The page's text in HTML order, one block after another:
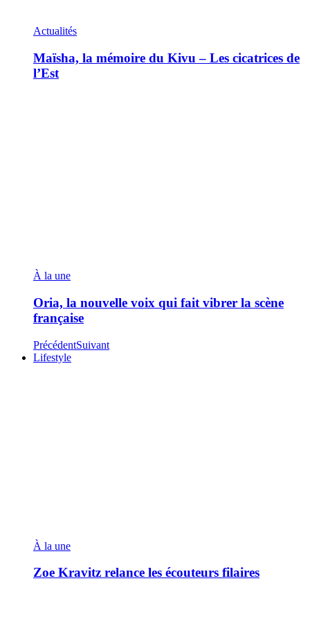
Actualités
Maïsha, la mémoire du Kivu – Les cicatrices de
l’Est
À la une
Oria, la nouvelle voix qui fait vibrer la scène
française
PrécédentSuivant
Lifestyle
À la une
Zoe Kravitz relance les écouteurs filaires